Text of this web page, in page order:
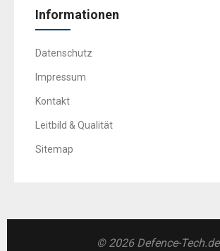
Informationen
Datenschutz
Impressum
Kontakt
Leitbild & Qualität
Sitemap
© 2026 Defence-Tech.de